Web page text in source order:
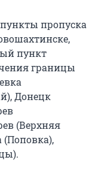
пропуска
пункт
границы
Донецк
(Верхняя
(Поповка),